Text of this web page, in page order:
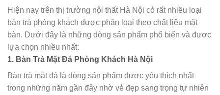
Hiện nay trên thị trường nội thất Hà Nội có rất nhiều loại
bàn trà phòng khách được phân loại theo chất liệu mặt
bàn. Dưới đây là những dòng sản phẩm phổ biến và được
lựa chọn nhiều nhất:
1. Bàn Trà Mặt Đá Phòng Khách Hà Nội
Bàn trà mặt đá là dòng sản phẩm được yêu thích nhất
trong những năm gần đây nhờ vẻ đẹp sang trọng tự nhiên